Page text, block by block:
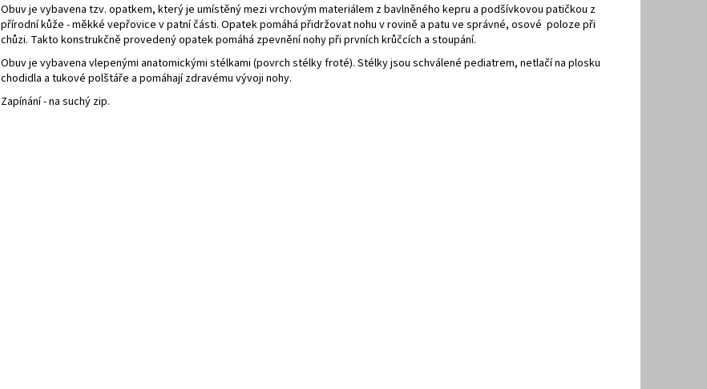
Obuv je vybavena tzv. opatkem, který je umístěný mezi vrchovým materiálem z bavlněného kepru a podšívkovou patičkou z
přírodní kůže - měkké vepřovice v patní části. Opatek pomáhá přidržovat nohu v rovině a patu ve správné, osové poloze při
chůzi. Takto konstrukčně provedený opatek pomáhá zpevnění nohy při prvních krůčcích a stoupání.
Obuv je vybavena vlepenými anatomickými stélkami (povrch stélky froté). Stélky jsou schválené pediatrem, netlačí na plosku
chodidla a tukové polštáře a pomáhají zdravému vývoji nohy.
Zapínání- na suchý zip.